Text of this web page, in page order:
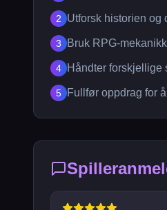
2 Utforsk historien og
3 Bruk RPG-
4 Håndter forskjellige
5 Fullfør oppdrag for